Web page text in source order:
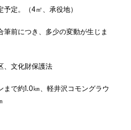
定。（4㎡、承役地）
筆前につき、多少の変動が生じま
、文化財保護法
まで約1.0㎞、軽井沢コモングラウ